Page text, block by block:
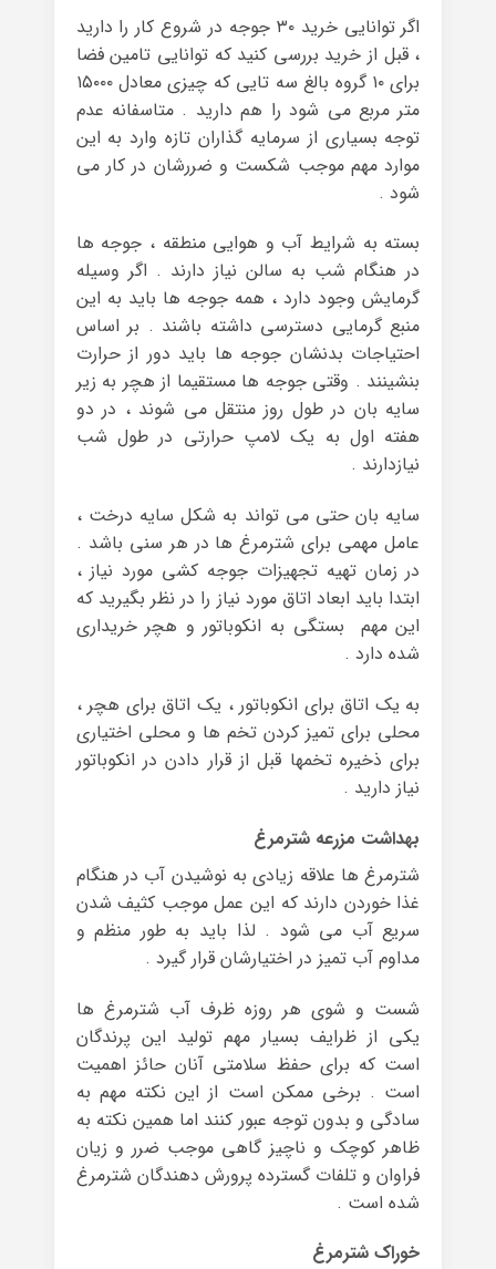
اگر توانایی خرید ۳۰ جوجه در شروع کار را دارید
، قبل از خرید بررسی کنید که توانایی تامین فضا
برای ۱۰ گروه بالغ سه تایی که چیزی معادل ۱۵۰۰۰
متر مربع می شود را هم دارید . متاسفانه عدم
توجه بسیاری از سرمایه گذاران تازه وارد به این
موارد مهم موجب شکست و ضررشان در کار می
شود .
بسته به شرایط آب و هوایی منطقه ، جوجه ها
در هنگام شب به سالن نیاز دارند . اگر وسیله
گرمایش وجود دارد ، ‏همه جوجه ها باید به این
منبع گرمایی دسترسی داشته باشند . بر اساس
احتیاجات بدنشان جوجه ‏ها باید دور از حرارت
بنشینند . وقتی جوجه ها مستقیما از هچر به زیر
سایه بان در طول روز منتقل ‏می شوند ، در دو
هفته اول به یک لامپ حرارتی در طول شب
نیازدارند .
سایه بان حتی می تواند به شکل ‏سایه درخت ،
عامل مهمی برای شترمرغ ها در هر سنی باشد .
در زمان تهیه تجهیزات ‏جوجه کشی مورد نیاز ،
ابتدا باید ابعاد اتاق مورد نیاز را در نظر بگیرید که
این مهم ‏بستگی به انکوباتور و هچر خریداری
شده دارد .
به یک اتاق برای انکوباتور ، یک اتاق برای هچر ،
محلی ‏برای تمیز کردن تخم ها و محلی اختیاری
برای ذخیره تخمها قبل از قرار دادن در انکوباتور
نیاز دارید .
بهداشت مزرعه شترمرغ
شترمرغ ها علاقه زیادی به نوشیدن آب در هنگام
غذا خوردن دارند که این عمل موجب کثیف شدن
سریع آب می شود . لذا باید به طور منظم و
مداوم آب تمیز در اختیارشان قرار گیرد .
شست و شوی هر روزه ظرف آب شترمرغ ها
یکی از ظرایف بسیار مهم تولید این پرندگان
است که برای حفظ سلامتی آنان حائز اهمیت
است . برخی ممکن است از این نکته مهم به
سادگی و بدون توجه عبور کنند اما همین نکته به
ظاهر کوچک و ناچیز گاهی موجب ضرر و زیان
فراوان و تلفات گسترده پرورش دهندگان شترمرغ
شده است .
خوراک شترمرغ